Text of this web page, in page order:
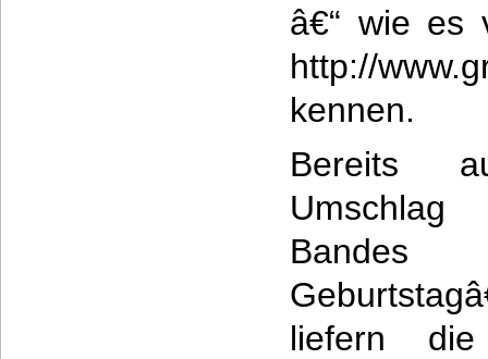
â€“ wie es
http://
kennen.
Bereits
Bandes
liefern die